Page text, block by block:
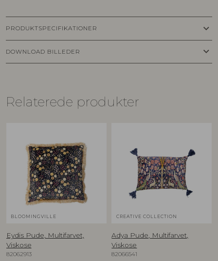
PRODUKTSPECIFIKATIONER keyboard_arrow_down
DOWNLOAD BILLEDER keyboard_arrow_down
Relaterede produkter
BLOOMINGVILLE
Eydis Pude, Multifarvet,
Viskose
82062913
CREATIVE COLLECTION
Adya Pude, Multifarvet,
Viskose
82066541